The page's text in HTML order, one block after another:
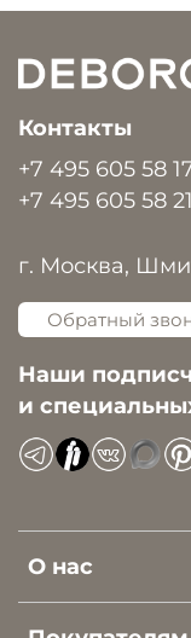
О нас
Контакты
+7 495 605 58
+7 495 605 58 21
г. Москва,
Обратный
Наши
и